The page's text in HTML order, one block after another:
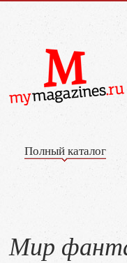
Полный каталог
Мир